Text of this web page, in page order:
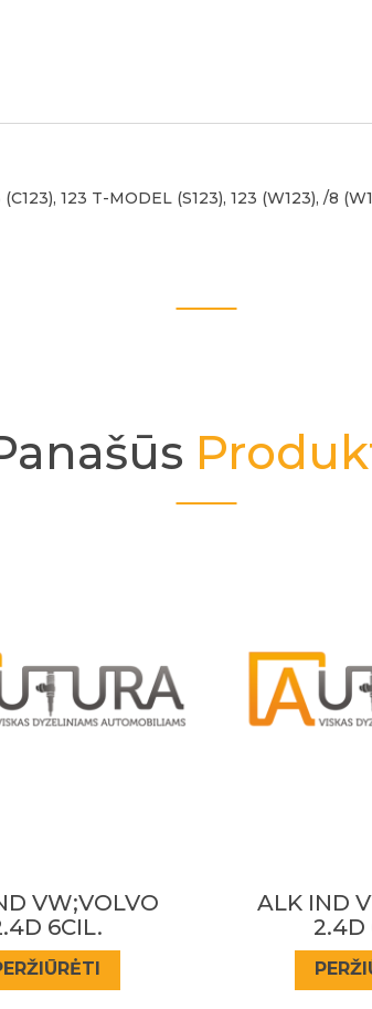
123 T-MODEL (S123), 123 (W123), /8
VW;VOLVO
6CIL.
STUM
Prenumeruokite